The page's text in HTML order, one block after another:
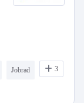
Jobrad 3